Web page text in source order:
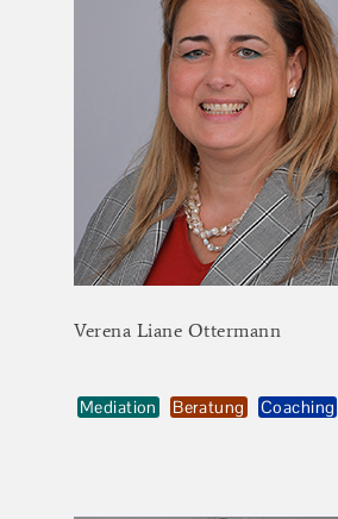
Verena Liane Ottermann
Mediation Beratung Coaching